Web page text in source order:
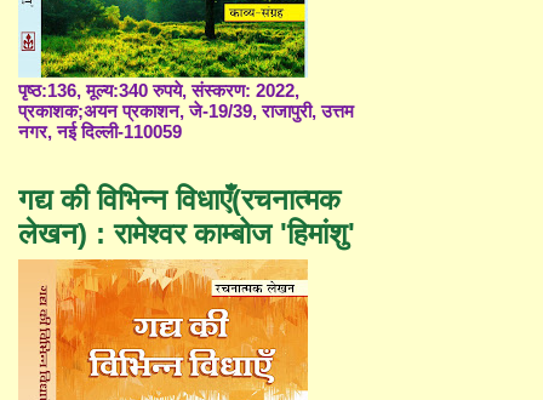
पृष्ठ:136, मूल्य:340 रुपये, संस्करण: 2022,
प्रकाशक;अयन प्रकाशन, जे-19/39, राजापुरी, उत्तम
नगर, नई दिल्ली-110059
गद्य की विभिन्न विधाएँ(रचनात्मक
लेखन) : रामेश्वर काम्बोज 'हिमांशु'